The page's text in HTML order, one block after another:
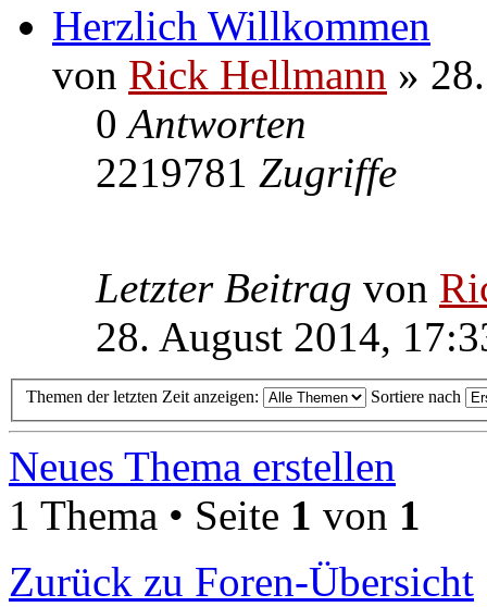
Herzlich Willkommen
von Rick Hellmann »
0Antworten
2219781 Zugriffe
Letzter Beitrag von
28. August 2014,
Themen der letzten Zeit anzeigen: Sortiere nach
Neues Thema erstellen
1 Thema • Seite 1 von 1
Zurück zu Foren-Übersicht